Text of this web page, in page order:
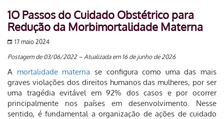
1O Passos do Cuidado Obstétrico para
Redução da Morbimortalidade Materna
17 maio 2024
Postagem de 03/06/2022 – Atualizada em 16 de junho de 2026
A mortalidade materna se configura como uma das mais
graves violações dos direitos humanos das mulheres, por ser
uma tragédia evitável em 92% dos casos e por ocorrer
principalmente nos países em desenvolvimento. Nesse
sentido, é fundamental a organização de ações de cuidado